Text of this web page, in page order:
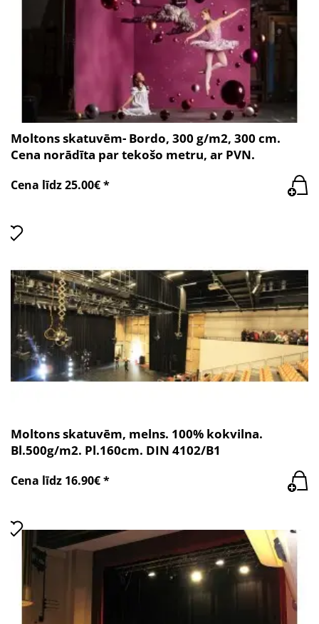
Moltons skatuvēm- Bordo, 300 g/m2, 300 cm.
Cena norādīta par tekošo metru, ar PVN.
Cena līdz 25.00€ *
Moltons skatuvēm, melns. 100% kokvilna.
Bl.500g/m2. Pl.160cm. DIN 4102/B1
Cena līdz 16.90€ *